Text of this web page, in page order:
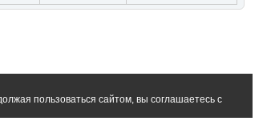
пользоваться сайтом, вы соглашаетесь с